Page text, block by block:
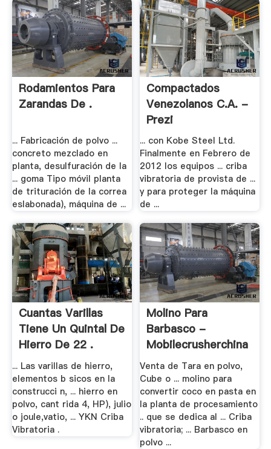
Rodamientos Para
Zarandas De .
... Fabricación de polvo ...
concreto mezclado en
planta, desulfuración de la
... goma Tipo móvil planta
de trituración de la correa
eslabonada), máquina de ...
Compactados
Venezolanos C.A. -
Prezi
... con Kobe Steel Ltd.
Finalmente en Febrero de
2012 los equipos ... criba
vibratoria de provista de ...
y para proteger la máquina
de ...
Cuantas Varillas
Tiene Un Quintal De
Hierro De 22 .
... Las varillas de hierro,
elementos b sicos en la
construcci n, ... hierro en
polvo, cant rida 4, HP), julio
o joule,vatio, ... YKN Criba
Vibratoria .
Molino Para
Barbasco -
Mobilecrusherchina
Venta de Tara en polvo,
Cube o ... molino para
convertir coco en pasta en
la planta de procesamiento
.. que se dedica al ... Criba
vibratoria; ... Barbasco en
polvo ...